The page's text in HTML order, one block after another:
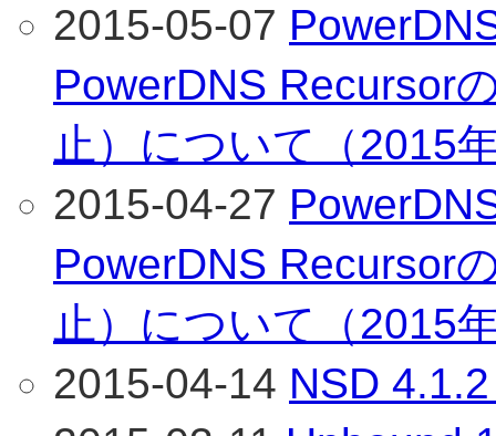
2015-05-07
PowerDNS Recursor
止）について（2015
2015-04-27
PowerDNS Recursor
止）について（2015
2015-04-14 NSD